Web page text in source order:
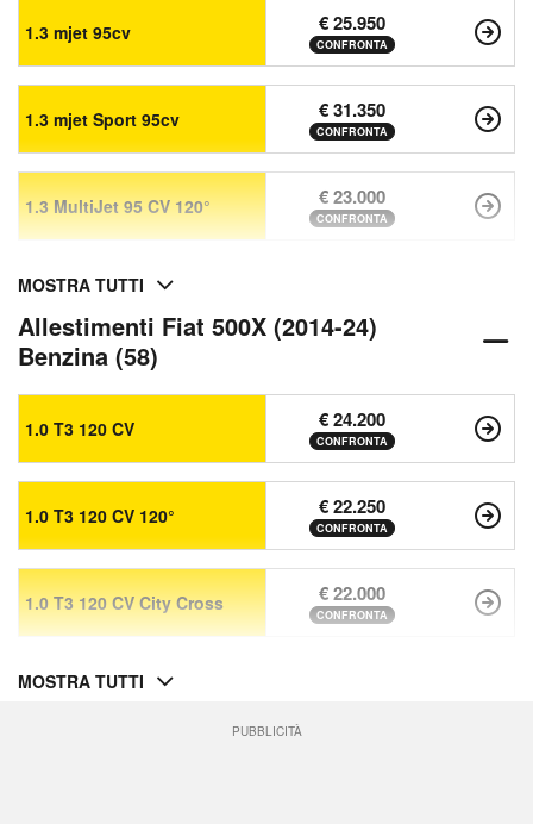
1.3 mjet 95cv € 25.950
CONFRONTA
1.3 mjet Sport 95cv € 31.350
CONFRONTA
1.3 MultiJet 95 CV 120° € 23.000
CONFRONTA
MOSTRA TUTTI
Allestimenti Fiat 500X (2014-24)
Benzina (58)
1.0 T3 120 CV € 24.200
CONFRONTA
1.0 T3 120 CV 120° € 22.250
CONFRONTA
1.0 T3 120 CV City Cross € 22.000
CONFRONTA
MOSTRA TUTTI
PUBBLICITÀ